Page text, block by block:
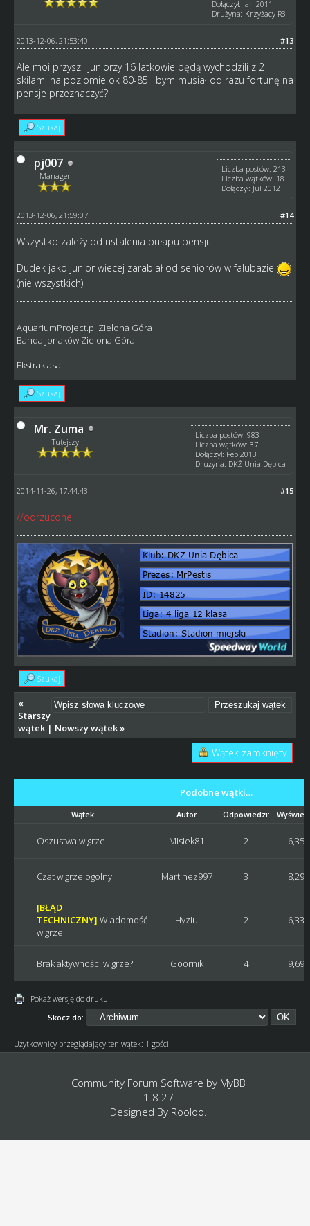
Dołączył: Jan 2011
Drużyna: Krzyżacy R3
#13
2013-12-06, 21:53:40
Ale moi przyszli juniorzy 16 latkowie będą wychodzili z 2
skilami na poziomie ok 80-85 i bym musiał od razu fortunę na
pensje przeznaczyć?
Szukaj
pj007
Manager
Liczba postów: 213
Liczba wątków: 18
Dołączył: Jul 2012
#14
2013-12-06, 21:59:07
Wszystko zależy od ustalenia pułapu pensji.
Dudek jako junior wiecej zarabiał od seniorów w falubazie
(nie wszystkich)
AquariumProject.pl Zielona Góra
Banda Jonaków Zielona Góra
Ekstraklasa
Szukaj
Mr. Zuma
Tutejszy
Liczba postów: 983
Liczba wątków: 37
Dołączył: Feb 2013
Drużyna: DKŻ Unia Dębica
#15
2014-11-26, 17:44:43
//odrzucone
Szukaj
«
Starszy
wątek| Nowszy wątek»
Wątek zamknięty
Podobne wątki…
Wątek: Autor Odpowiedzi:
Oszustwa w grze Misiek81 2 6,354
Czat w grze ogolny Martinez997 3 8,290
[BŁĄD
TECHNICZNY] Wiadomość
w grze
Hyziu 2 6,338
Brak aktywności w grze? Goornik 4 9,698
Pokaż wersję do druku
Skocz do:
Użytkownicy przeglądający ten wątek: 1 gości
Community Forum Software by MyBB
1.8.27
Designed By Rooloo